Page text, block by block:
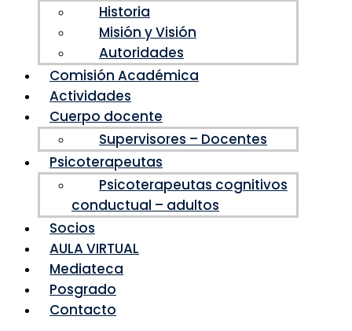
Historia
Misión y Visión
Autoridades
Comisión Académica
Actividades
Cuerpo docente
Supervisores – Docentes
Psicoterapeutas
Psicoterapeutas cognitivos
conductual – adultos
Socios
AULA VIRTUAL
Mediateca
Posgrado
Contacto